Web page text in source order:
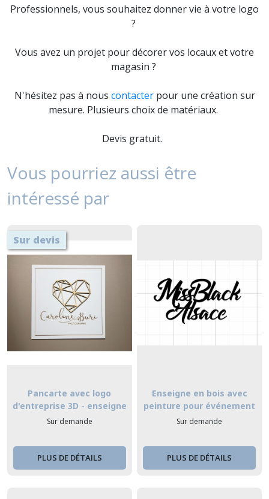
Professionnels, vous souhaitez donner vie à votre logo
?
Vous avez un projet pour décorer vos locaux et votre
magasin ?
N'hésitez pas à nous contacterpour une création sur
mesure. Plusieurs choix de matériaux.
Devis gratuit.
Vous pourriez aussi être
intéressé par
Sur devis
Pancarte avec logo
d'entreprise 3D - enseigne
profesionnelle 3D
Sur demande
PLUS DE DÉTAILS
Enseigne en bois avec
peinture pour événement
Sur demande
PLUS DE DÉTAILS